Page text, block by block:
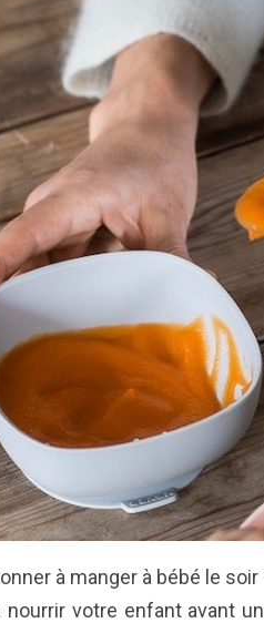
à manger à bébé le
nourrir votre enfant avant